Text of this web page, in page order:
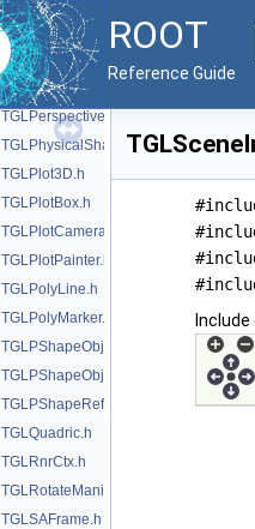
ROOT
Reference Guide
TGLPadUtils.h
TGLParametric.h
TGLParametricEquationGL.h
TGLPerspectiveCamera.h
TGLPhysicalShape.h
TGLPlot3D.h
TGLPlotBox.h
TGLPlotCamera.h
TGLPlotPainter.h
TGLPolyLine.h
TGLPolyMarker.h
TGLPShapeObj.h
TGLPShapeObjEditor.h
TGLPShapeRef.h
TGLQuadric.h
TGLRnrCtx.h
TGLRotateManip.h
TGLSAFrame.h